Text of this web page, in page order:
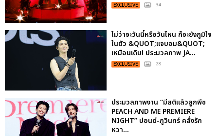
EXCLUSIVE : 34
ไม่ว่าจะวันนี้หรือวันไหน ก็จะยังภูมิใจ
ในตัว &QUOT;แจบอม&QUOT;
เหมือนเดิม! ประมวลภาพ JA...
EXCLUSIVE : 28
ประมวลภาพงาน “มีสติแล้วลูกพีช
PEACH AND ME PREMIERE
NIGHT” ปอนด์-ภูวินทร์ คลั่งรัก
หวา...